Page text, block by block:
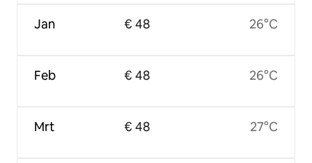
Jan
Feb
Mrt
€ 48
€ 48
€ 48
26°C
26°C
27°C